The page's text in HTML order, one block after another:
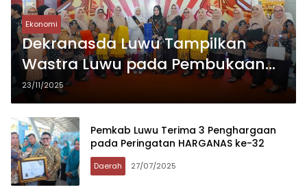
Ekonomi
Dekranasda Luwu Tampilkan
Wastra Luwu pada Pembukaan
Expo Kreatif Andalan Sulsel 2025
23/11/2025
Pemkab Luwu Terima 3 Penghargaan
pada Peringatan HARGANAS ke-32
Daerah 27/07/2025